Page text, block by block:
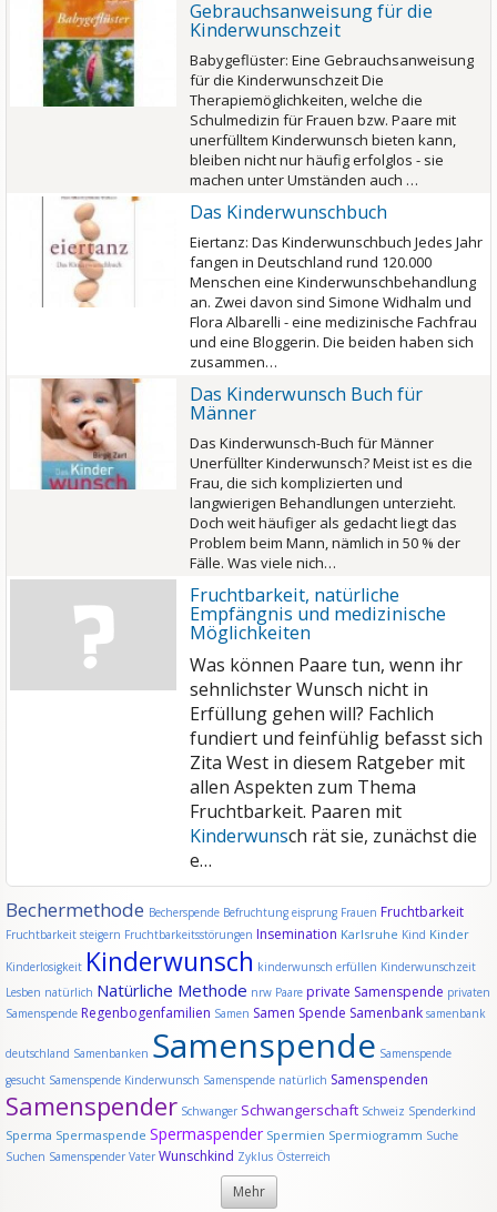
Gebrauchsanweisung für die
Kinderwunschzeit
Babygeflüster: Eine Gebrauchsanweisung
für die Kinderwunschzeit Die
Therapiemöglichkeiten, welche die
Schulmedizin für Frauen bzw. Paare mit
unerfülltem Kinderwunsch bieten kann,
bleiben nicht nur häufig erfolglos - sie
machen unter Umständen auch …
Das Kinderwunschbuch
Eiertanz: Das Kinderwunschbuch Jedes Jahr
fangen in Deutschland rund 120.000
Menschen eine Kinderwunschbehandlung
an. Zwei davon sind Simone Widhalm und
Flora Albarelli - eine medizinische Fachfrau
und eine Bloggerin. Die beiden haben sich
zusammen…
Das Kinderwunsch Buch für
Männer
Das Kinderwunsch-Buch für Männer
Unerfüllter Kinderwunsch? Meist ist es die
Frau, die sich komplizierten und
langwierigen Behandlungen unterzieht.
Doch weit häufiger als gedacht liegt das
Problem beim Mann, nämlich in 50 % der
Fälle. Was viele nich…
Fruchtbarkeit, natürliche
Empfängnis und medizinische
Möglichkeiten
Was können Paare tun, wenn ihr
sehnlichster Wunsch nicht in
Erfüllung gehen will? Fachlich
fundiert und feinfühlig befasst sich
Zita West in diesem Ratgeber mit
allen Aspekten zum Thema
Fruchtbarkeit. Paaren mit
Kinderwunsch rät sie, zunächst die
e…
Bechermethode Becherspende Befruchtung eisprung Frauen Fruchtbarkeit
Fruchtbarkeit steigern Fruchtbarkeitsstörungen Insemination Karlsruhe Kind Kinder
Kinderlosigkeit Kinderwunsch kinderwunsch erfüllen Kinderwunschzeit
Lesben natürlich Natürliche Methode nrw Paare private Samenspende privaten
Samenspende Regenbogenfamilien Samen Samen Spende Samenbank samenbank
deutschland Samenbanken Samenspende Samenspende
gesucht Samenspende Kinderwunsch Samenspende natürlich Samenspenden
Samenspender Schwanger Schwangerschaft Schweiz Spenderkind
Sperma Spermaspende Spermaspender Spermien Spermiogramm Suche
Suchen Samenspender Vater Wunschkind Zyklus Österreich
Mehr